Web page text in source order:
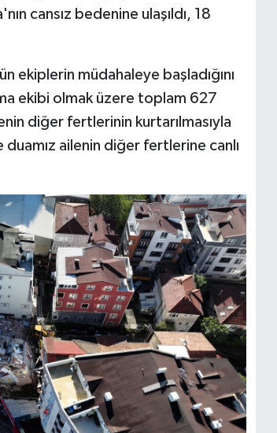
cansız bedenine ulaşıldı, 18
ekiplerin müdahaleye başladığını
ekibi olmak üzere toplam 627
diğer fertlerinin kurtarılmasıyla
ailenin diğer fertlerine canlı